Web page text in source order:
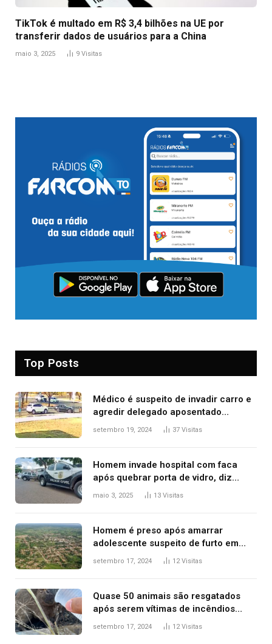
TikTok é multado em R$ 3,4 bilhões na UE por
transferir dados de usuários para a China
maio 3, 2025 9 Visitas
Top Posts
Médico é suspeito de invadir carro e
agredir delegado aposentado
durante confusão no trânsito
setembro 19, 2024 37 Visitas
Homem invade hospital com faca
após quebrar porta de vidro, diz
polícia
maio 3, 2025 13 Visitas
Homem é preso após amarrar
adolescente suspeito de furto em
estaca de cerca e agredi-lo
setembro 17, 2024 12Visitas
Quase 50 animais são resgatados
após serem vítimas de incêndios
florestais no Tocantins
setembro 17, 2024 12Visitas